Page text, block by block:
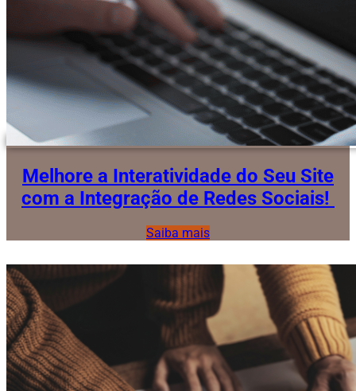
Melhore a Interatividade do Seu Site
com a Integração de Redes Sociais!
Saiba mais